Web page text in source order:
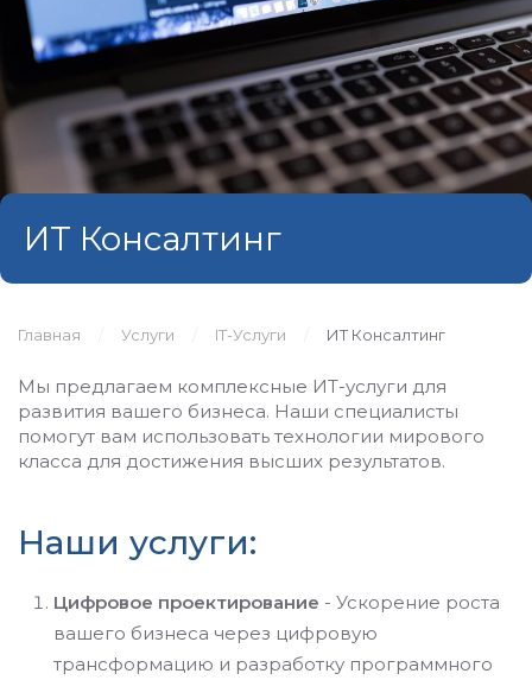
ИТ Консалтинг
Главная Услуги IT-Услуги ИТ Консалтинг
Мы предлагаем комплексные ИТ-услуги для
развития вашего бизнеса. Наши специалисты
помогут вам использовать технологии мирового
класса для достижения высших результатов.
Наши услуги:
Цифровое проектирование - Ускорение роста
вашего бизнеса через цифровую
трансформацию и разработку программного